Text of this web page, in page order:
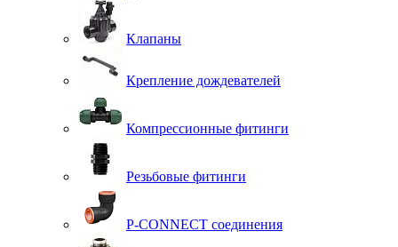
Клапаны
Крепление дождевателей
Компрессионные фитинги
Резьбовые фитинги
P-CONNECT соединения